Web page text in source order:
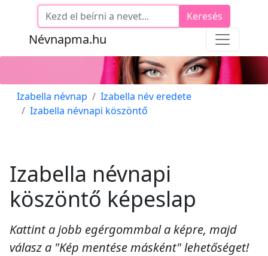
Névnapma.hu
Keresés
Izabella névnap
Izabella név eredete
Izabella névnapi köszöntő
Izabella névnapi
köszöntő képeslap
Kattint a jobb egérgommbal a képre, majd
válasz a "Kép mentése másként" lehetőséget!